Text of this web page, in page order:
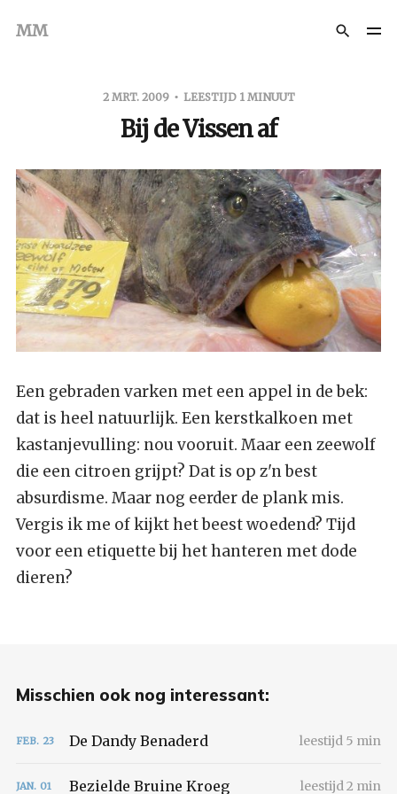
MM
2 MRT. 2009 LEESTIJD 1 MINUUT
Bij de Vissen af
Een gebraden varken met een appel in de bek:
dat is heel natuurlijk. Een kerstkalkoen met
kastanjevulling: nou vooruit. Maar een zeewolf
die een citroen grijpt? Dat is op z'n best
absurdisme. Maar nog eerder de plank mis.
Vergis ik me of kijkt het beest woedend? Tijd
voor een etiquette bij het hanteren met dode
dieren?
Misschien ook nog interessant:
FEB. 23 De Dandy Benaderd leestijd 5 min
JAN. 01 Bezielde Bruine Kroeg leestijd 2 min